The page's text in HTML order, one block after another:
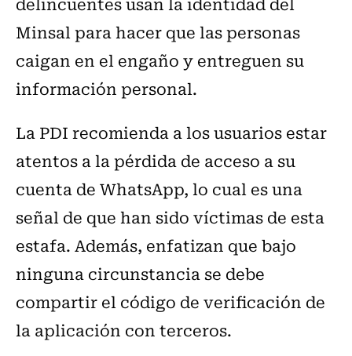
Minsal para hacer que las personas
caigan en el engaño y entreguen su
información personal.
La PDI recomienda a los usuarios estar
atentos a la pérdida de acceso a su
cuenta de WhatsApp, lo cual es una
señal de que han sido víctimas de esta
estafa. Además, enfatizan que bajo
ninguna circunstancia se debe
compartir el código de verificación de
la aplicación con terceros.